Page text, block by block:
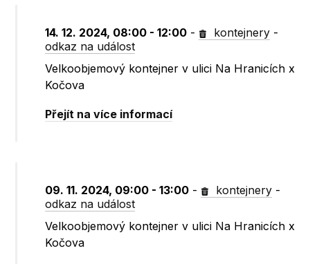
14. 12. 2024, 08:00 - 12:00 - kontejnery -
odkaz na událost
Velkoobjemový kontejner v ulici Na Hranicích x
Kočova
Přejít na více informací
09. 11. 2024, 09:00 - 13:00 - kontejnery -
odkaz na událost
Velkoobjemový kontejner v ulici Na Hranicích x
Kočova